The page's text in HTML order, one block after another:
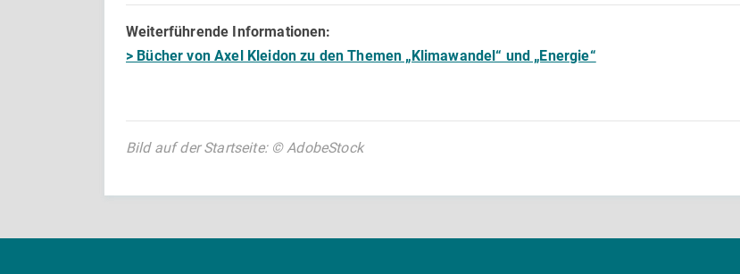
Weiterführende Informationen:
> Bücher von Axel Kleidon zu den Themen „Klimawandel“ und „Energie“
Bild auf der Startseite: © AdobeStock